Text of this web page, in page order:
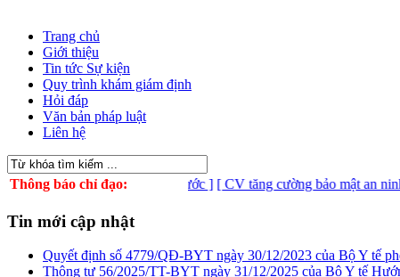
Trang chủ
Giới thiệu
Tin tức Sự kiện
Quy trình khám giám định
Hỏi đáp
Văn bản pháp luật
Liên hệ
Thông báo chỉ đạo:
hiểu bí mật nhà nước ] [ CV tăng cường bảo mật an ninh mạng ]
Tin mới cập nhật
Quyết định số 4779/QĐ-BYT ngày 30/12/2023 của Bộ Y tế
Thông tư 56/2025/TT-BYT ngày 31/12/2025 của Bộ Y tế